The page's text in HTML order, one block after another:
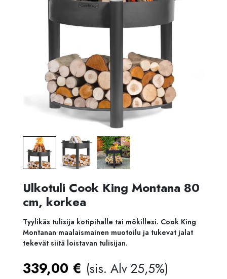
Ulkotuli Cook King Montana 80
cm, korkea
Tyylikäs tulisija kotipihalle tai mökillesi. Cook King
Montanan maalaismainen muotoilu ja tukevat jalat
tekevät siitä loistavan tulisijan.
339,00 € (sis. Alv 25,5%)